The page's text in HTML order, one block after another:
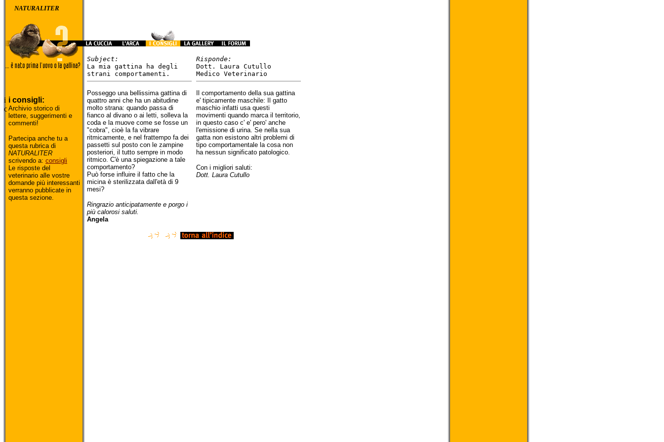
NATURALITER
i consigli:
Archivio storico di
lettere, suggerimenti e
commenti!
Partecipa anche tu a
questa rubrica di
NATURALITER
scrivendo a: consigli
Le risposte del
veterinario alle vostre
domande più interessanti
verranno pubblicate in
questa sezione.
Subject:
La mia gattina ha degli
strani comportamenti.
Posseggo una bellissima gattina di
quattro anni che ha un abitudine
molto strana: quando passa di
fianco al divano o ai letti, solleva la
coda e la muove come se fosse un
"cobra", cioè la fa vibrare
ritmicamente, e nel frattempo fa dei
passetti sul posto con le zampine
posteriori, il tutto sempre in modo
ritmico. C'è una spiegazione a tale
comportamento?
Può forse influire il fatto che la
micina è sterilizzata dall'età di 9
mesi?
Ringrazio anticipatamente e porgo i
più calorosi saluti.
Angela
Risponde:
Dott. Laura Cutullo
Medico Veterinario
Il comportamento della sua gattina
e' tipicamente maschile: Il gatto
maschio infatti usa questi
movimenti quando marca il territorio,
in questo caso c' e' pero' anche
l'emissione di urina. Se nella sua
gatta non esistono altri problemi di
tipo comportamentale la cosa non
ha nessun significato patologico.
Con i migliori saluti:
Dott. Laura Cutullo